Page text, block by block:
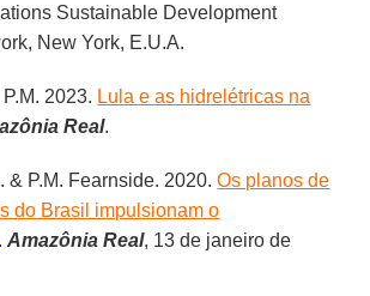
Sustainable Development
New York, E.U.A.
2023. Lula e as hidrelétricas na
Real.
& P.M. Fearnside. 2020.Os planos de
do Brasil impulsionam o
.Amazônia Real, 13 de janeiro de